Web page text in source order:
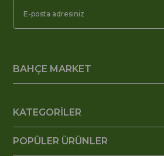
BAHÇE MARKET
KATEGORİLER
POPÜLER ÜRÜNLER